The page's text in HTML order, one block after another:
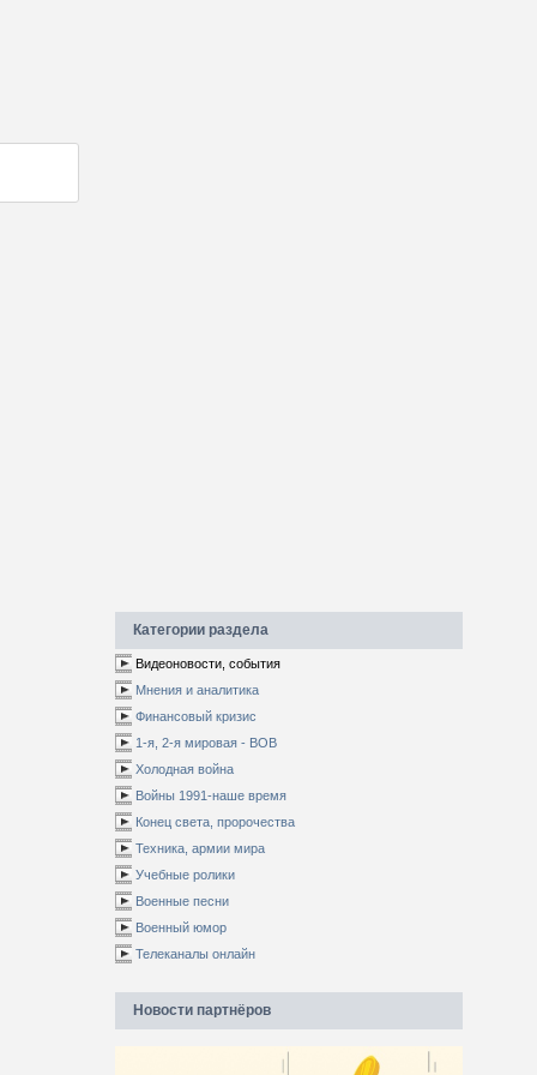
Категории раздела
Видеоновости, события
Мнения и аналитика
Финансовый кризис
1-я, 2-я мировая - ВОВ
Холодная война
Войны 1991-наше время
Конец света, пророчества
Техника, армии мира
Учебные ролики
Военные песни
Военный юмор
Телеканалы онлайн
Новости партнёров